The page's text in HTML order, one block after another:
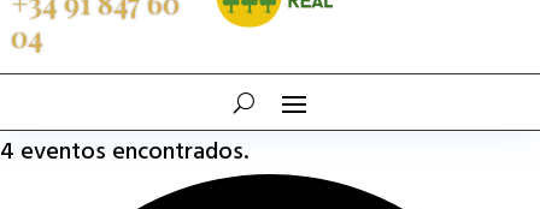
accesibilidad.
04
4 eventos encontrados.